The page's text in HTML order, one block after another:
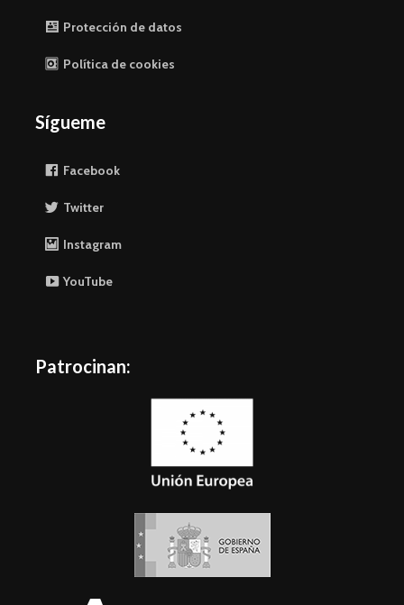
Protección de datos
Política de cookies
Sígueme
Facebook
Twitter
Instagram
YouTube
Patrocinan: